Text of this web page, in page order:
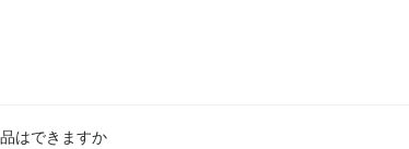
はできますか